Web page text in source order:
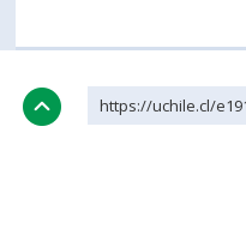
https://uchile.cl/